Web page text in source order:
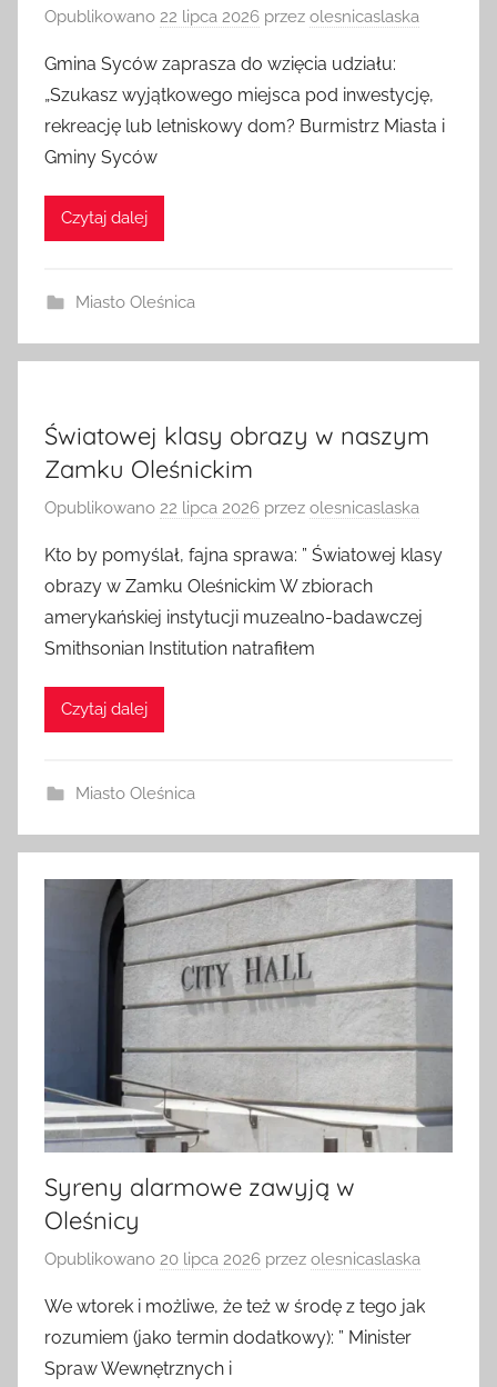
Opublikowano 22 lipca 2026 przez olesnicaslaska
Gmina Syców zaprasza do wzięcia udziału:
„Szukasz wyjątkowego miejsca pod inwestycję,
rekreację lub letniskowy dom? Burmistrz Miasta i
Gminy Syców
Czytaj dalej
Miasto Oleśnica
Światowej klasy obrazy w naszym
Zamku Oleśnickim
Opublikowano 22 lipca 2026 przez olesnicaslaska
Kto by pomyślał, fajna sprawa: ” Światowej klasy
obrazy w Zamku Oleśnickim W zbiorach
amerykańskiej instytucji muzealno-badawczej
Smithsonian Institution natrafiłem
Czytaj dalej
Miasto Oleśnica
Syreny alarmowe zawyją w
Oleśnicy
Opublikowano 20 lipca 2026 przez olesnicaslaska
We wtorek i możliwe, że też w środę z tego jak
rozumiem (jako termin dodatkowy): ” Minister
Spraw Wewnętrznych i